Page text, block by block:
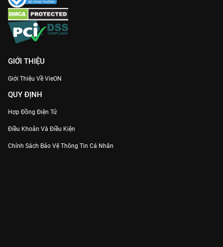
GIỚI THIỆU
Giới Thiệu Về VieON
QUY ĐỊNH
Hợp Đồng Điện Tử
Điều Khoản Và Điều Kiện
Chính Sách Bảo Vệ Thông Tin Cá Nhân